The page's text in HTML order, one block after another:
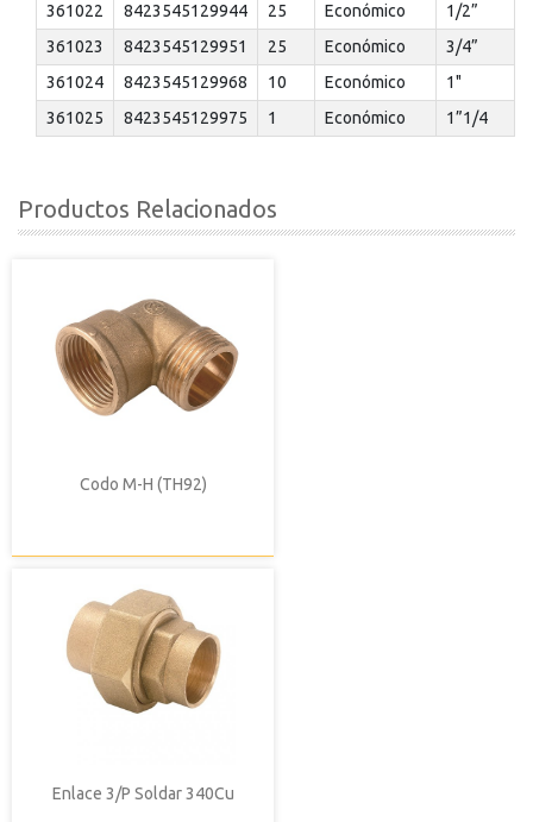
361022
8423545129944 25 Económico
1/2”
361023
8423545129951 25 Económico
3/4”
361024
8423545129968 10 Económico
1"
361025
8423545129975 1 Económico 1”1/4
Productos Relacionados
Codo M-H (TH92)
Enlace 3/P Soldar 340Cu